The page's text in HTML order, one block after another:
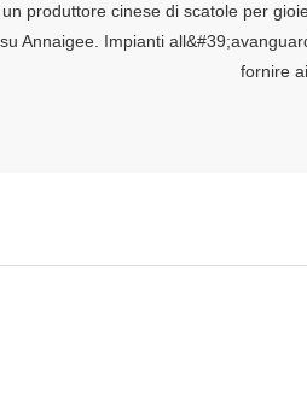
produttore cinese di scatole per
Annaigee. Impianti
fornire